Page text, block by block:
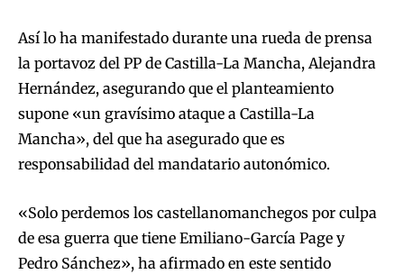
Así lo ha manifestado durante una rueda de prensa
la portavoz del PP de Castilla-La Mancha, Alejandra
Hernández, asegurando que el planteamiento
supone «un gravísimo ataque a Castilla-La
Mancha», del que ha asegurado que es
responsabilidad del mandatario autonómico.
«Solo perdemos los castellanomanchegos por culpa
de esa guerra que tiene Emiliano-García Page y
Pedro Sánchez», ha afirmado en este sentido